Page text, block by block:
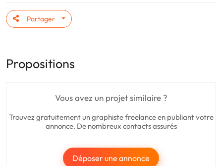
Partager
Propositions
Vous avez un projet similaire ?
Trouvez gratuitement un graphiste freelance en publiant votre
annonce. De nombreux contacts assurés
Déposer une annonce